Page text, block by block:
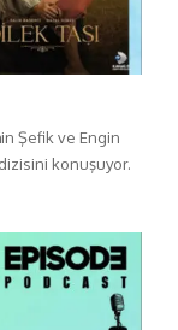
Şefik ve Engin
konuşuyor.